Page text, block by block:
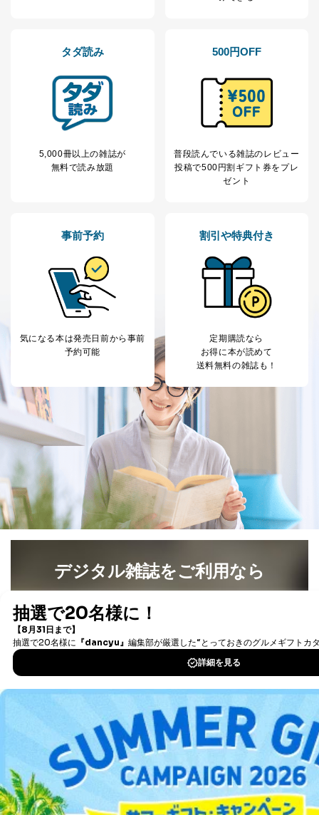
タダ読み
5,000冊以上の雑誌が
無料で読み放題
500円OFF
普段読んでいる雑誌のレビュー
投稿で500円割ギフト券をプレ
ゼント
事前予約
気になる本は発売日前から事前
予約可能
割引や特典付き
定期購読なら
お得に本が読めて
送料無料の雑誌も！
デジタル雑誌をご利用なら
書籍）が無料で読み放題！
DOWNLOAD FOR IOS
DOWNLOAD FOR ANDROID
ご利用方法はこちら
総合案内